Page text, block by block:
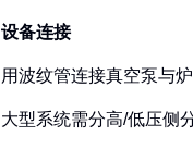
‌设备连接‌
用波纹管连接真空泵与
大型系统需分高/低压侧